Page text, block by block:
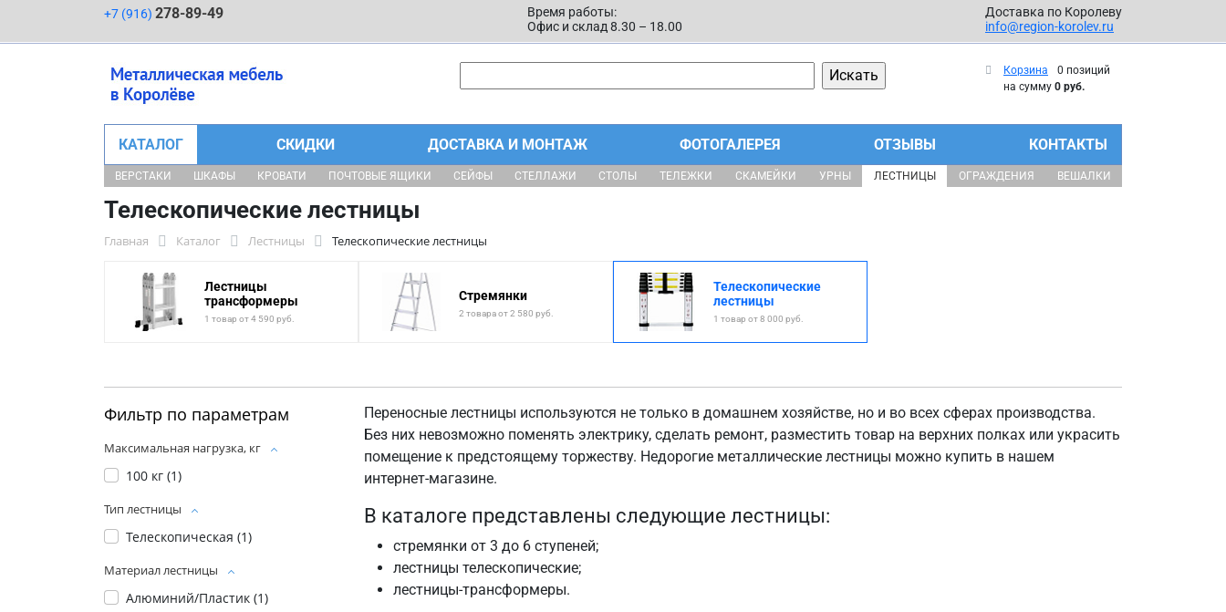
+7 (916) 278-89-49
Время работы:
Офис и склад 8.30 – 18.00
Доставка по Королеву
info@region-korolev.ru
Корзина
0 позиций
на сумму 0 руб.
КАТАЛОГ СКИДКИ ДОСТАВКА И МОНТАЖ ФОТОГАЛЕРЕЯ ОТЗЫВЫ КОНТАКТЫ
ВЕРСТАКИ ШКАФЫ КРОВАТИ ПОЧТОВЫЕ ЯЩИКИ СЕЙФЫ СТЕЛЛАЖИ СТОЛЫ ТЕЛЕЖКИ СКАМЕЙКИ УРНЫ ЛЕСТНИЦЫ ОГРАЖДЕНИЯ ВЕШАЛКИ
Телескопические лестницы
Главная Каталог Лестницы Телескопические лестницы
Лестницы
трансформеры
1 товар от 4 590 руб.
Стремянки
2 товара от 2 580 руб.
Телескопические
лестницы
1 товар от 8 000 руб.
Фильтр по параметрам
Максимальная нагрузка, кг
100 кг (1)
Тип лестницы
Телескопическая (1)
Материал лестницы
Алюминий/Пластик (1)
Переносные лестницы используются не только в домашнем хозяйстве, но и во всех сферах производства.
Без них невозможно поменять электрику, сделать ремонт, разместить товар на верхних полках или украсить
помещение к предстоящему торжеству. Недорогие металлические лестницы можно купить в нашем
интернет-магазине.
В каталоге представлены следующие лестницы:
стремянки от 3 до 6 ступеней;
лестницы телескопические;
лестницы-трансформеры.